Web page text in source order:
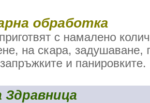
обработка
с намалено
на скара, задушаване,
и панировките.